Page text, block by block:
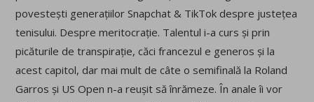
povestești generațiilor Snapchat & TikTok despre justețea
tenisului. Despre meritocrație. Talentul i-a curs și prin
picăturile de transpirație, căci francezul e generos și la
acest capitol, dar mai mult de câte o semifinală la Roland
Garros și US Open n-a reușit să înrămeze. În anale îi vor